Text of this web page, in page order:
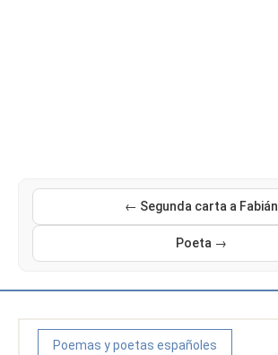
← Segunda carta a Fabián
Poeta →
Poemas y poetas españoles